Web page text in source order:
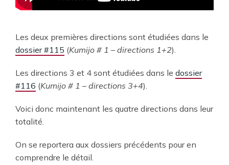
Les deux premières directions sont étudiées dans le
dossier #115 (Kumijo # 1 – directions 1+2).
Les directions 3 et 4 sont étudiées dans le dossier
#116 (Kumijo # 1 – directions 3+4).
Voici donc maintenant les quatre directions dans leur
totalité.
On se reportera aux dossiers précédents pour en
comprendre le détail.